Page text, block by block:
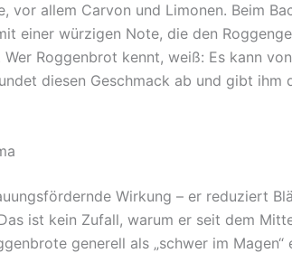
vor allem Carvon und Limonen. Beim
einer würzigen Note, die den
Roggenbrot kennt, weiß: Es kann
diesen Geschmack ab und gibt ihm
Wirkung – er reduziert
ist kein Zufall, warum er seit dem
generell als „schwer im